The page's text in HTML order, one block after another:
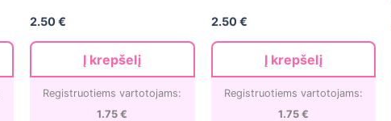
2.50€
Į krepšelį
Registruotiems vartotojams:
1.75€
2.50€
Į krepšelį
Registruotiems vartotojams:
1.75 €